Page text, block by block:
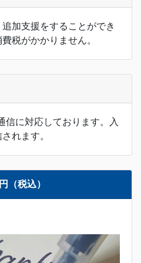
加支援をすることができ
税がかかりません。
信に対応しております。入
れます。
（税込）